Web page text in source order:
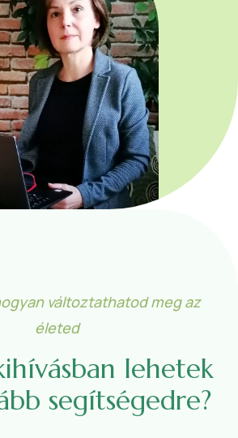
változtathatod meg az
életed
lehetek
segítségedre?